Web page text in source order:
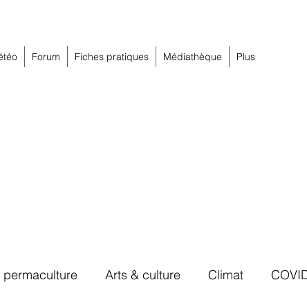
Forum Fiches pratiques Médiathèque Plus
Arts & culture Climat